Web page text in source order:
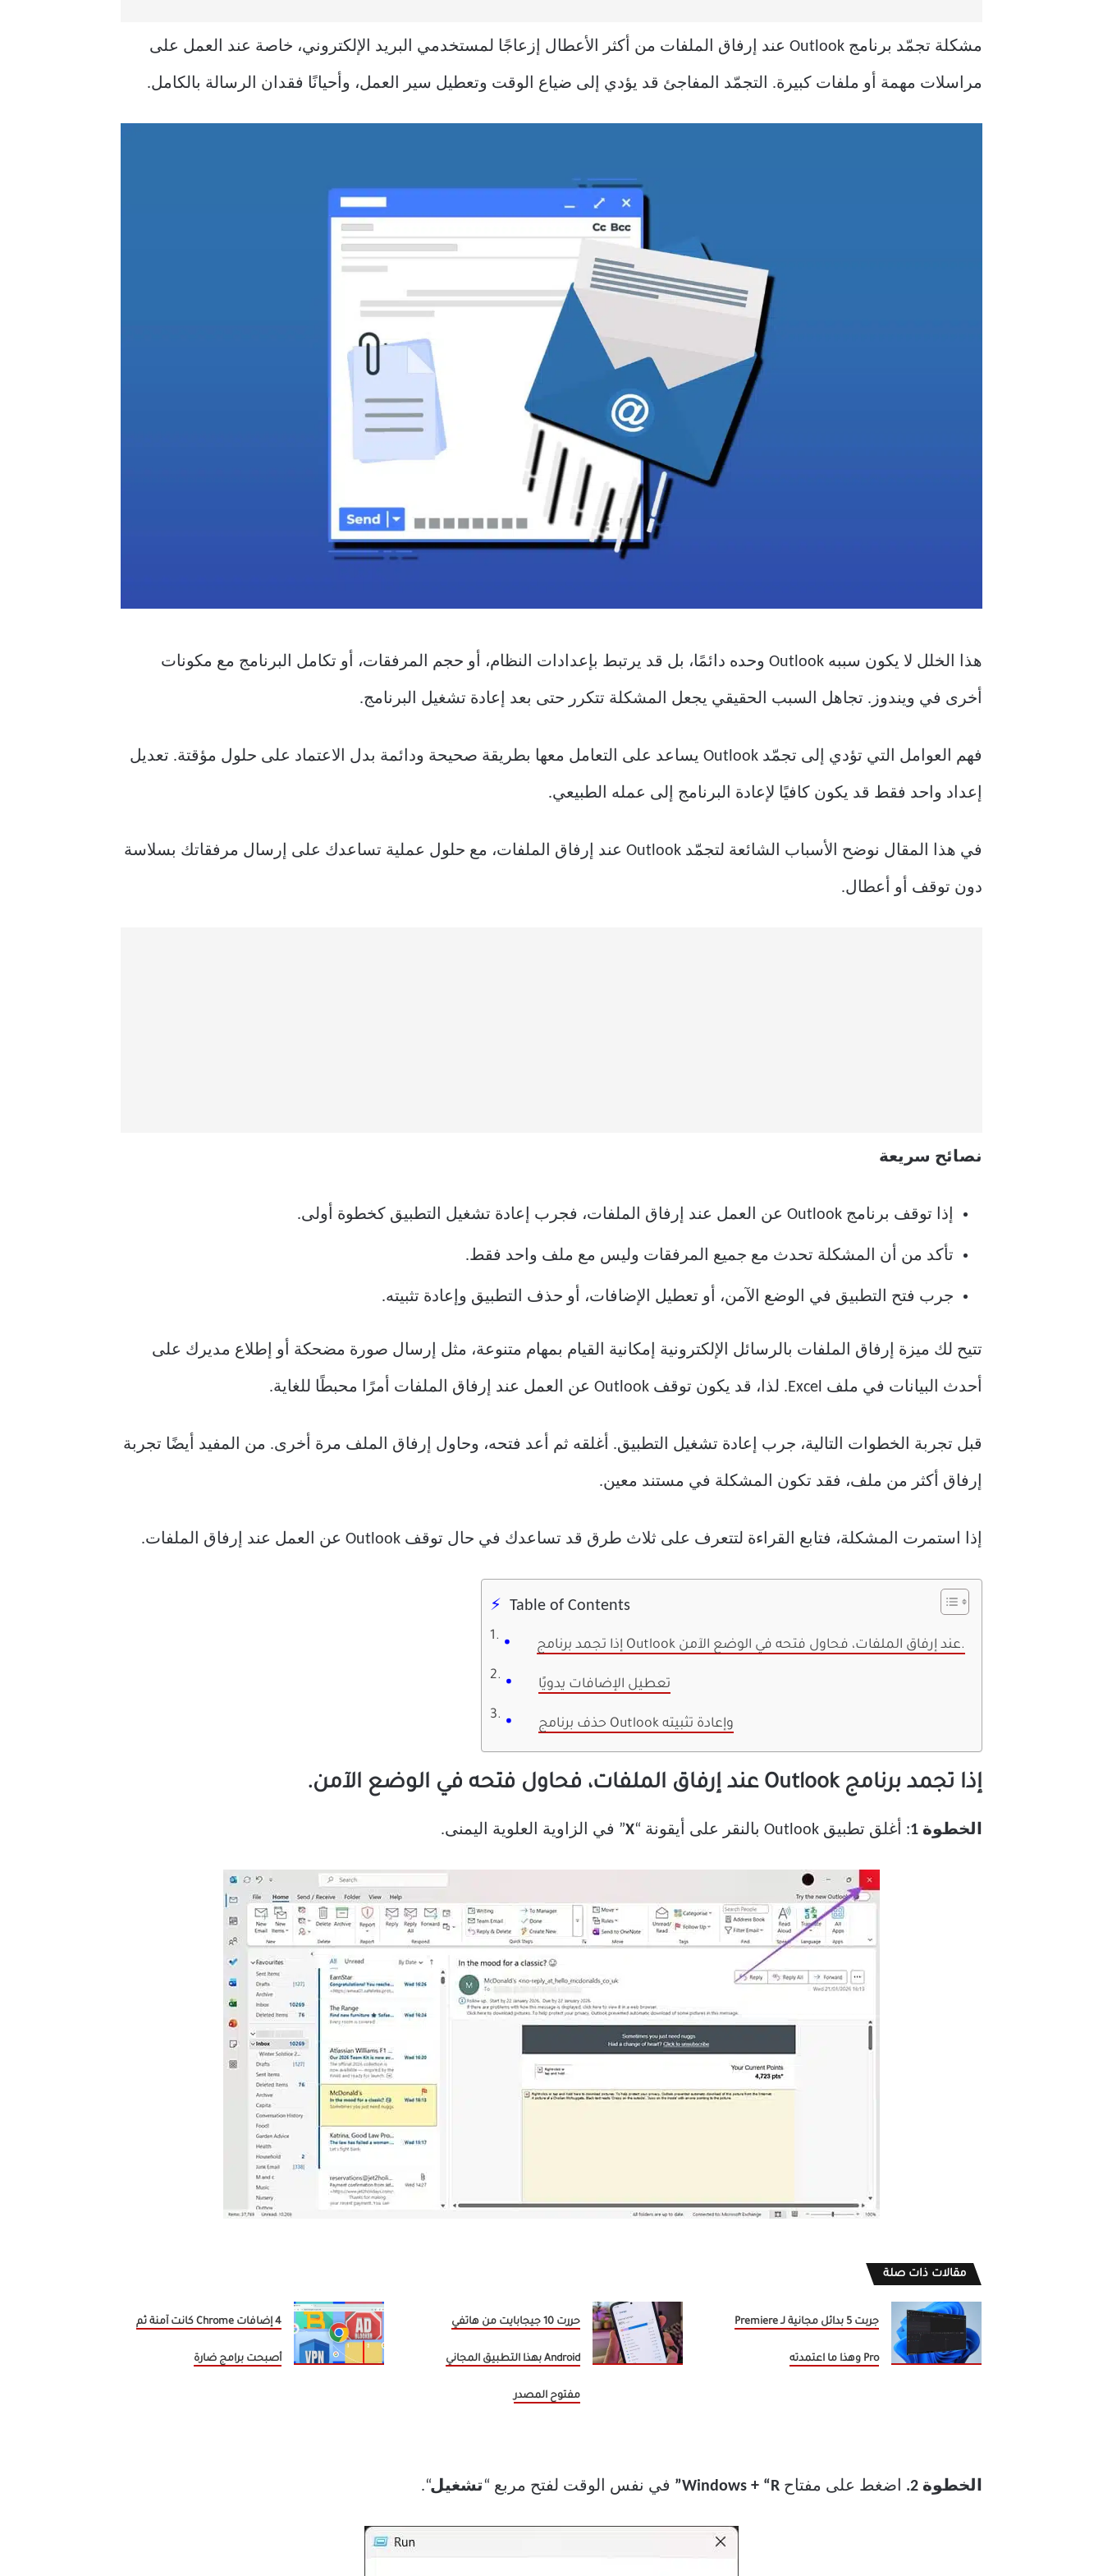
مشكلة تجمّد برنامج Outlook عند إرفاق الملفات من أكثر الأعطال إزعاجًا لمستخدمي البريد الإلكتروني، خاصة عند العمل على
مراسلات مهمة أو ملفات كبيرة. التجمّد المفاجئ قد يؤدي إلى ضياع الوقت وتعطيل سير العمل، وأحيانًا فقدان الرسالة بالكامل.
هذا الخلل لا يكون سببه Outlook وحده دائمًا، بل قد يرتبط بإعدادات النظام، أو حجم المرفقات، أو تكامل البرنامج مع مكونات
أخرى في ويندوز. تجاهل السبب الحقيقي يجعل المشكلة تتكرر حتى بعد إعادة تشغيل البرنامج.
فهم العوامل التي تؤدي إلى تجمّد Outlook يساعد على التعامل معها بطريقة صحيحة ودائمة بدل الاعتماد على حلول مؤقتة. تعديل
إعداد واحد فقط قد يكون كافيًا لإعادة البرنامج إلى عمله الطبيعي.
في هذا المقال نوضح الأسباب الشائعة لتجمّد Outlook عند إرفاق الملفات، مع حلول عملية تساعدك على إرسال مرفقاتك بسلاسة
دون توقف أو أعطال.
نصائح سريعة
إذا توقف برنامج Outlook عن العمل عند إرفاق الملفات، فجرب إعادة تشغيل التطبيق كخطوة أولى.
تأكد من أن المشكلة تحدث مع جميع المرفقات وليس مع ملف واحد فقط.
جرب فتح التطبيق في الوضع الآمن، أو تعطيل الإضافات، أو حذف التطبيق وإعادة تثبيته.
تتيح لك ميزة إرفاق الملفات بالرسائل الإلكترونية إمكانية القيام بمهام متنوعة، مثل إرسال صورة مضحكة أو إطلاع مديرك على
أحدث البيانات في ملف Excel. لذا، قد يكون توقف Outlook عن العمل عند إرفاق الملفات أمرًا محبطًا للغاية.
قبل تجربة الخطوات التالية، جرب إعادة تشغيل التطبيق. أغلقه ثم أعد فتحه، وحاول إرفاق الملف مرة أخرى. من المفيد أيضًا تجربة
إرفاق أكثر من ملف، فقد تكون المشكلة في مستند معين.
إذا استمرت المشكلة، فتابع القراءة لتتعرف على ثلاث طرق قد تساعدك في حال توقف Outlook عن العمل عند إرفاق الملفات.
Table of Contents
إذا تجمد برنامج Outlook عند إرفاق الملفات، فحاول فتحه في الوضع الآمن.
تعطيل الإضافات يدويًا
حذف برنامج Outlook وإعادة تثبيته
إذا تجمد برنامج Outlook عند إرفاق الملفات، فحاول فتحه في الوضع الآمن.
الخطوة 1 : أغلق تطبيق Outlook بالنقر على أيقونة “ X” في الزاوية العلوية اليمنى.
مقالات ذات صلة
جربت 5 بدائل مجانية لـ Premiere
Pro وهذا ما اعتمدته
حررت 10 جيجابايت من هاتفي
Android بهذا التطبيق المجاني
مفتوح المصدر
4 إضافات Chrome كانت آمنة ثم
أصبحت برامج ضارة
الخطوة 2. اضغط على مفتاح في نفس الوقت لفتح مربع “ تشغيل“.